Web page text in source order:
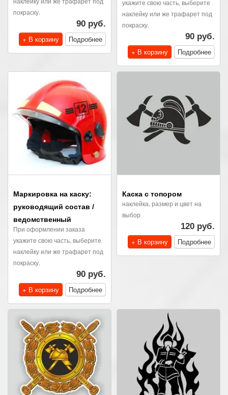
покраску.
90 руб.
+ В корзину
Подробнее
укажите свою часть, выберите
наклейку или же трафарет под
покраску.
90 руб.
+ В корзину
Подробнее
Маркировка на каску:
руководящий состав /
ведомственный
При оформлении заказа
укажите свою часть, выберите
наклейку или же трафарет под
покраску.
90 руб.
+ В корзину
Подробнее
Каска с топором
наклейка, размер и цвет на
выбор
120 руб.
+ В корзину
Подробнее